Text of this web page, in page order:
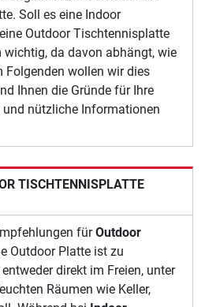
Soll es eine Indoor
Outdoor Tischtennisplatte
wichtig, da davon abhängt, wie
Folgenden wollen wir dies
Ihnen die Gründe für Ihre
nützliche Informationen
TISCHTENNISPLATTE
fürOutdoor
Outdoor Platte ist zu
direkt im Freien, unter
Räumen wie Keller,